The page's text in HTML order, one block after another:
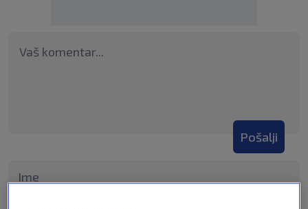
Pošalji